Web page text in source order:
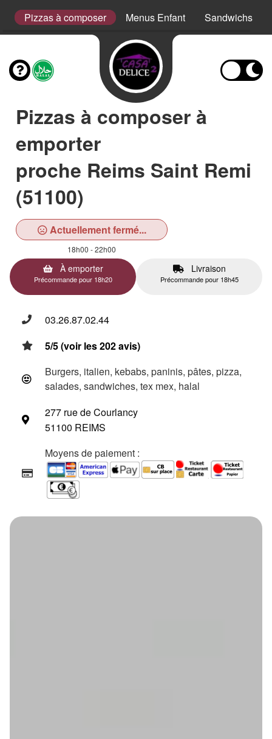
Pizzas à composer Menus Enfant Sandwichs
Pizzas à composer à
emporter
proche Reims Saint Remi
(51100)
Actuellement fermé...
18h00 - 22h00
À emporter
Précommande pour 18h20
Livraison
Précommande pour 18h45
03.26.87.02.44
5/5 (voir les 202 avis)
Burgers, italien, kebabs, paninis, pâtes, pizza,
salades, sandwiches, tex mex, halal
277 rue de Courlancy
51100 REIMS
Moyens de paiement :